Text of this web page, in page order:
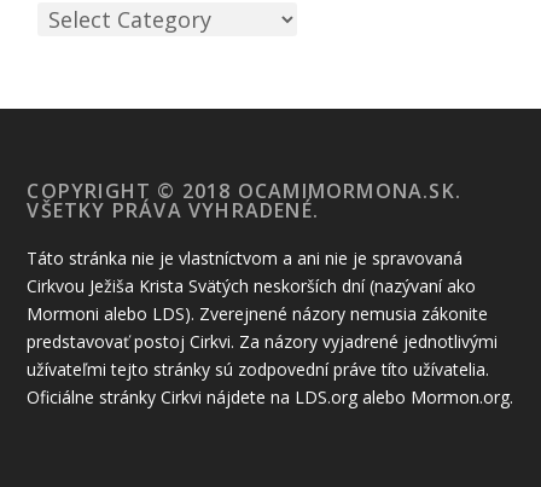
COPYRIGHT © 2018 OCAMIMORMONA.SK.
VŠETKY PRÁVA VYHRADENÉ.
Táto stránka nie je vlastníctvom a ani nie je spravovaná
Cirkvou Ježiša Krista Svätých neskorších dní (nazývaní ako
Mormoni alebo LDS). Zverejnené názory nemusia zákonite
predstavovať postoj Cirkvi. Za názory vyjadrené jednotlivými
užívateľmi tejto stránky sú zodpovední práve títo užívatelia.
Oficiálne stránky Cirkvi nájdete na LDS.org alebo Mormon.org.